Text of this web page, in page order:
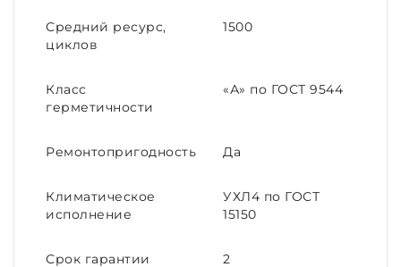
Средний ресурс,
циклов
1500
Класс
герметичности
«А» по ГОСТ 9544
Ремонтопригодность Да
Климатическое
исполнение
УХЛ4 по ГОСТ
15150
Срок гарантии
2